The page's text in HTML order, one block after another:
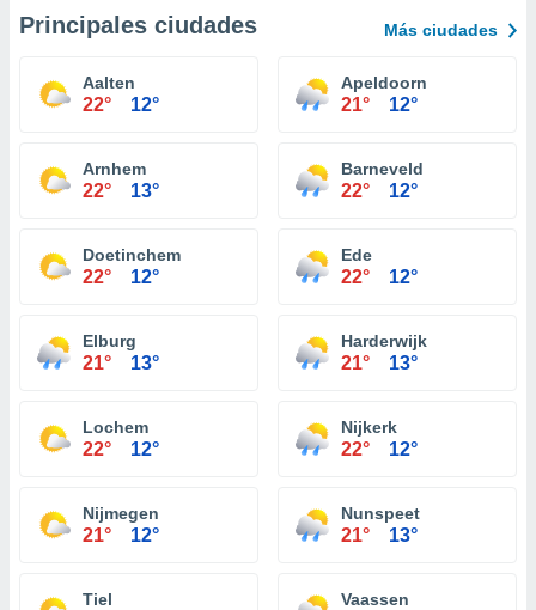
Principales ciudades Más ciudades
Aalten
22° 12°
Apeldoorn
21° 12°
Arnhem
22° 13°
Barneveld
22° 12°
Doetinchem
22° 12°
Ede
22° 12°
Elburg
21° 13°
Harderwijk
21° 13°
Lochem
22° 12°
Nijkerk
22° 12°
Nijmegen
21° 12°
Nunspeet
21° 13°
Tiel Vaassen